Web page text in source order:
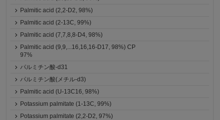
Palmitic acid (2,2-D2, 98%)
Palmitic acid (2-13C, 99%)
Palmitic acid (7,7,8,8-D4, 98%)
Palmitic acid (9,9,...16,16,16-D17, 98%) CP
97%
パルミチン酸-d31
パルミチン酸(メチル-d3)
Palmitic acid (U-13C16, 98%)
Potassium palmitate (1-13C, 99%)
Potassium palmitate (2,2-D2, 97%)